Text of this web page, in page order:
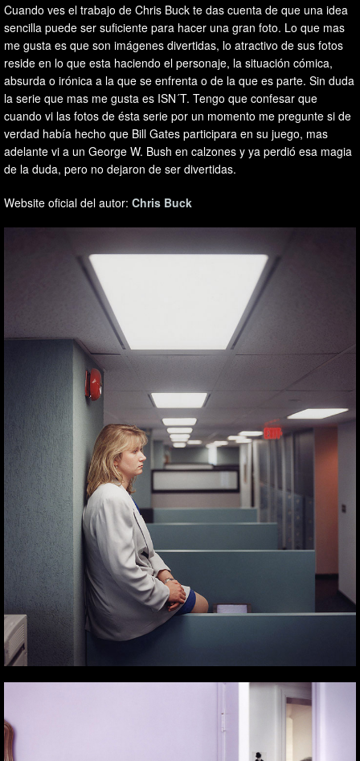
Cuando ves el trabajo de Chris Buck te das cuenta de que una idea
sencilla puede ser suficiente para hacer una gran foto. Lo que mas
me gusta es que son imágenes divertidas, lo atractivo de sus fotos
reside en lo que esta haciendo el personaje, la situación cómica,
absurda o irónica a la que se enfrenta o de la que es parte. Sin duda
la serie que mas me gusta es ISN´T. Tengo que confesar que
cuando vi las fotos de ésta serie por un momento me pregunte si de
verdad había hecho que Bill Gates participara en su juego, mas
adelante vi a un George W. Bush en calzones y ya perdió esa magia
de la duda, pero no dejaron de ser divertidas.
Website oficial del autor: Chris Buck